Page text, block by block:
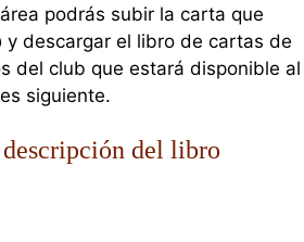
podrás subir la carta que
y descargar el libro de cartas de
del club que estará disponible al
siguiente.
del libro